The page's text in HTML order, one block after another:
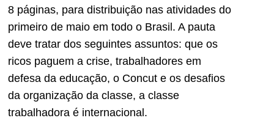
8 páginas, para distribuição nas atividades do
primeiro de maio em todo o Brasil. A pauta
deve tratar dos seguintes assuntos: que os
ricos paguem a crise, trabalhadores em
defesa da educação, o Concut e os desafios
da organização da classe, a classe
trabalhadora é internacional.